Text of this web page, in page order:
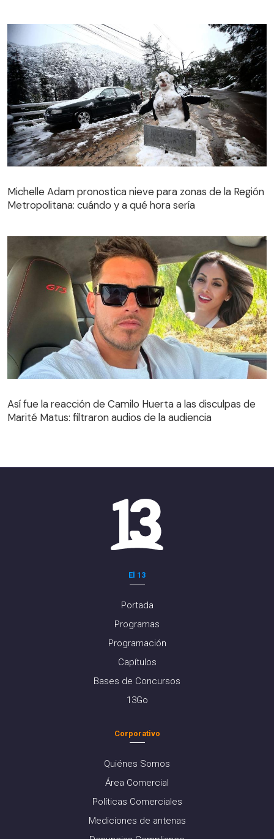
Metropolitana: cuándo y a qué hora sería
Michelle Adam pronostica nieve para zonas de la Región
Metropolitana: cuándo y a qué hora sería
Así fue la reacción de Camilo Huerta a las disculpas de
Marité Matus: filtraron audios de la audiencia
El 13
Portada
Programas
Programación
Capítulos
Bases de Concursos
13Go
Corporativo
Quiénes Somos
Área Comercial
Políticas Comerciales
Mediciones de antenas